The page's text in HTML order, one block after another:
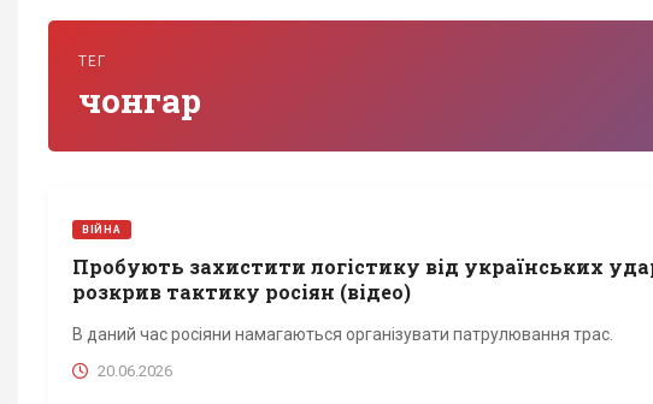
ТЕГ
чонгар
ВІЙНА
Пробують захистити логістику від українських
розкрив тактику росіян (відео)
В даний час росіяни намагаються організувати патрулювання трас.
20.06.2026